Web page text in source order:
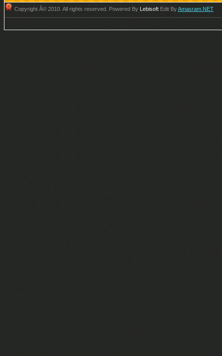
Copyright Â© 2010. All rights reserved. Powered By Lebisoft Edit ByAmasram.NET